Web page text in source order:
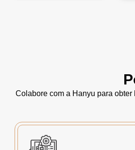
Colabore com a Hanyu para